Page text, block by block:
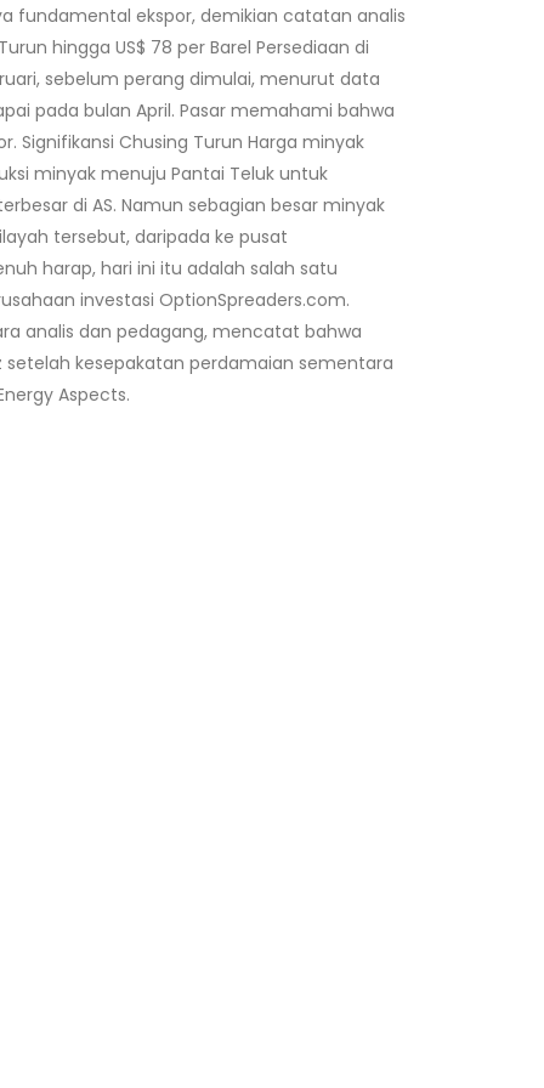
fundamental ekspor, demikian catatan analis
hingga US$ 78 per Barel Persediaan di
sebelum perang dimulai, menurut data
pada bulan April. Pasar memahami bahwa
Signifikansi Chusing Turun Harga minyak
minyak menuju Pantai Teluk untuk
di AS. Namun sebagian besar minyak
tersebut, daripada ke pusat
harap, hari ini itu adalah salah satu
investasi OptionSpreaders.com.
analis dan pedagang, mencatat bahwa
kesepakatan perdamaian sementara
Aspects.